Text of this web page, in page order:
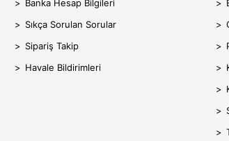
Banka Hesap Bilgileri
Sıkça Sorulan Sorular
Sipariş Takip
Havale Bildirimleri